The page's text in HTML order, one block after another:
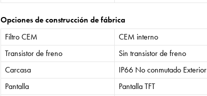
Opciones de construcción de fábrica
Filtro CEM
CEM interno
Transistor de freno
Sin transistor de freno
Carcasa
IP66 No conmutado Exterior
Pantalla
Pantalla TFT